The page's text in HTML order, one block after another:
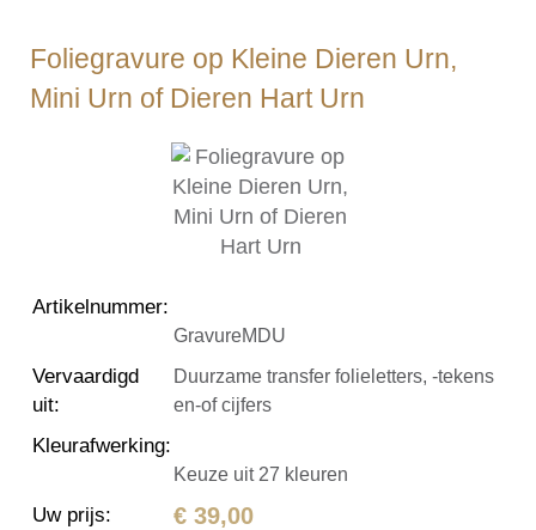
Foliegravure op Kleine Dieren Urn,
Mini Urn of Dieren Hart Urn
Artikelnummer:
GravureMDU
Vervaardigd
uit:
Duurzame transfer folieletters, -tekens
en-of cijfers
Kleurafwerking:
Keuze uit 27 kleuren
Uw prijs: € 39,00